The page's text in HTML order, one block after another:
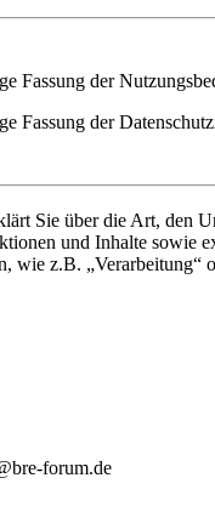
Fassung der
Fassung der
Sie über die Art, den
und Inhalte sowie
wie z.B.
forum.de